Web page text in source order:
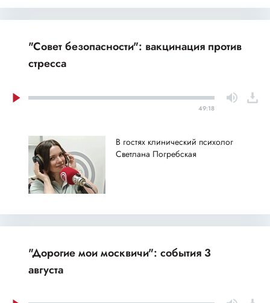
"Совет безопасности": вакцинация против
стресса
49:18
В гостях клинический психолог
Светлана Погребская
"Дорогие мои москвичи": события 3
августа